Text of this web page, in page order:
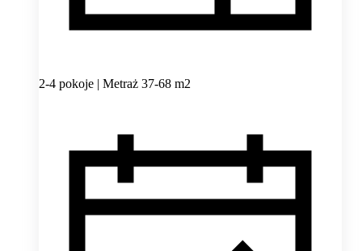
2-4 pokoje | Metraż 37-68 m2